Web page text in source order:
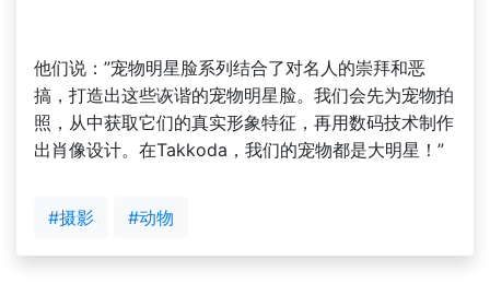
他们说：”宠物明星脸系列结合了对名人的崇拜和恶
搞，打造出这些诙谐的宠物明星脸。我们会先为宠物拍
照，从中获取它们的真实形象特征，再用数码技术制作
出肖像设计。在Takkoda，我们的宠物都是大明星！”
#摄影 #动物